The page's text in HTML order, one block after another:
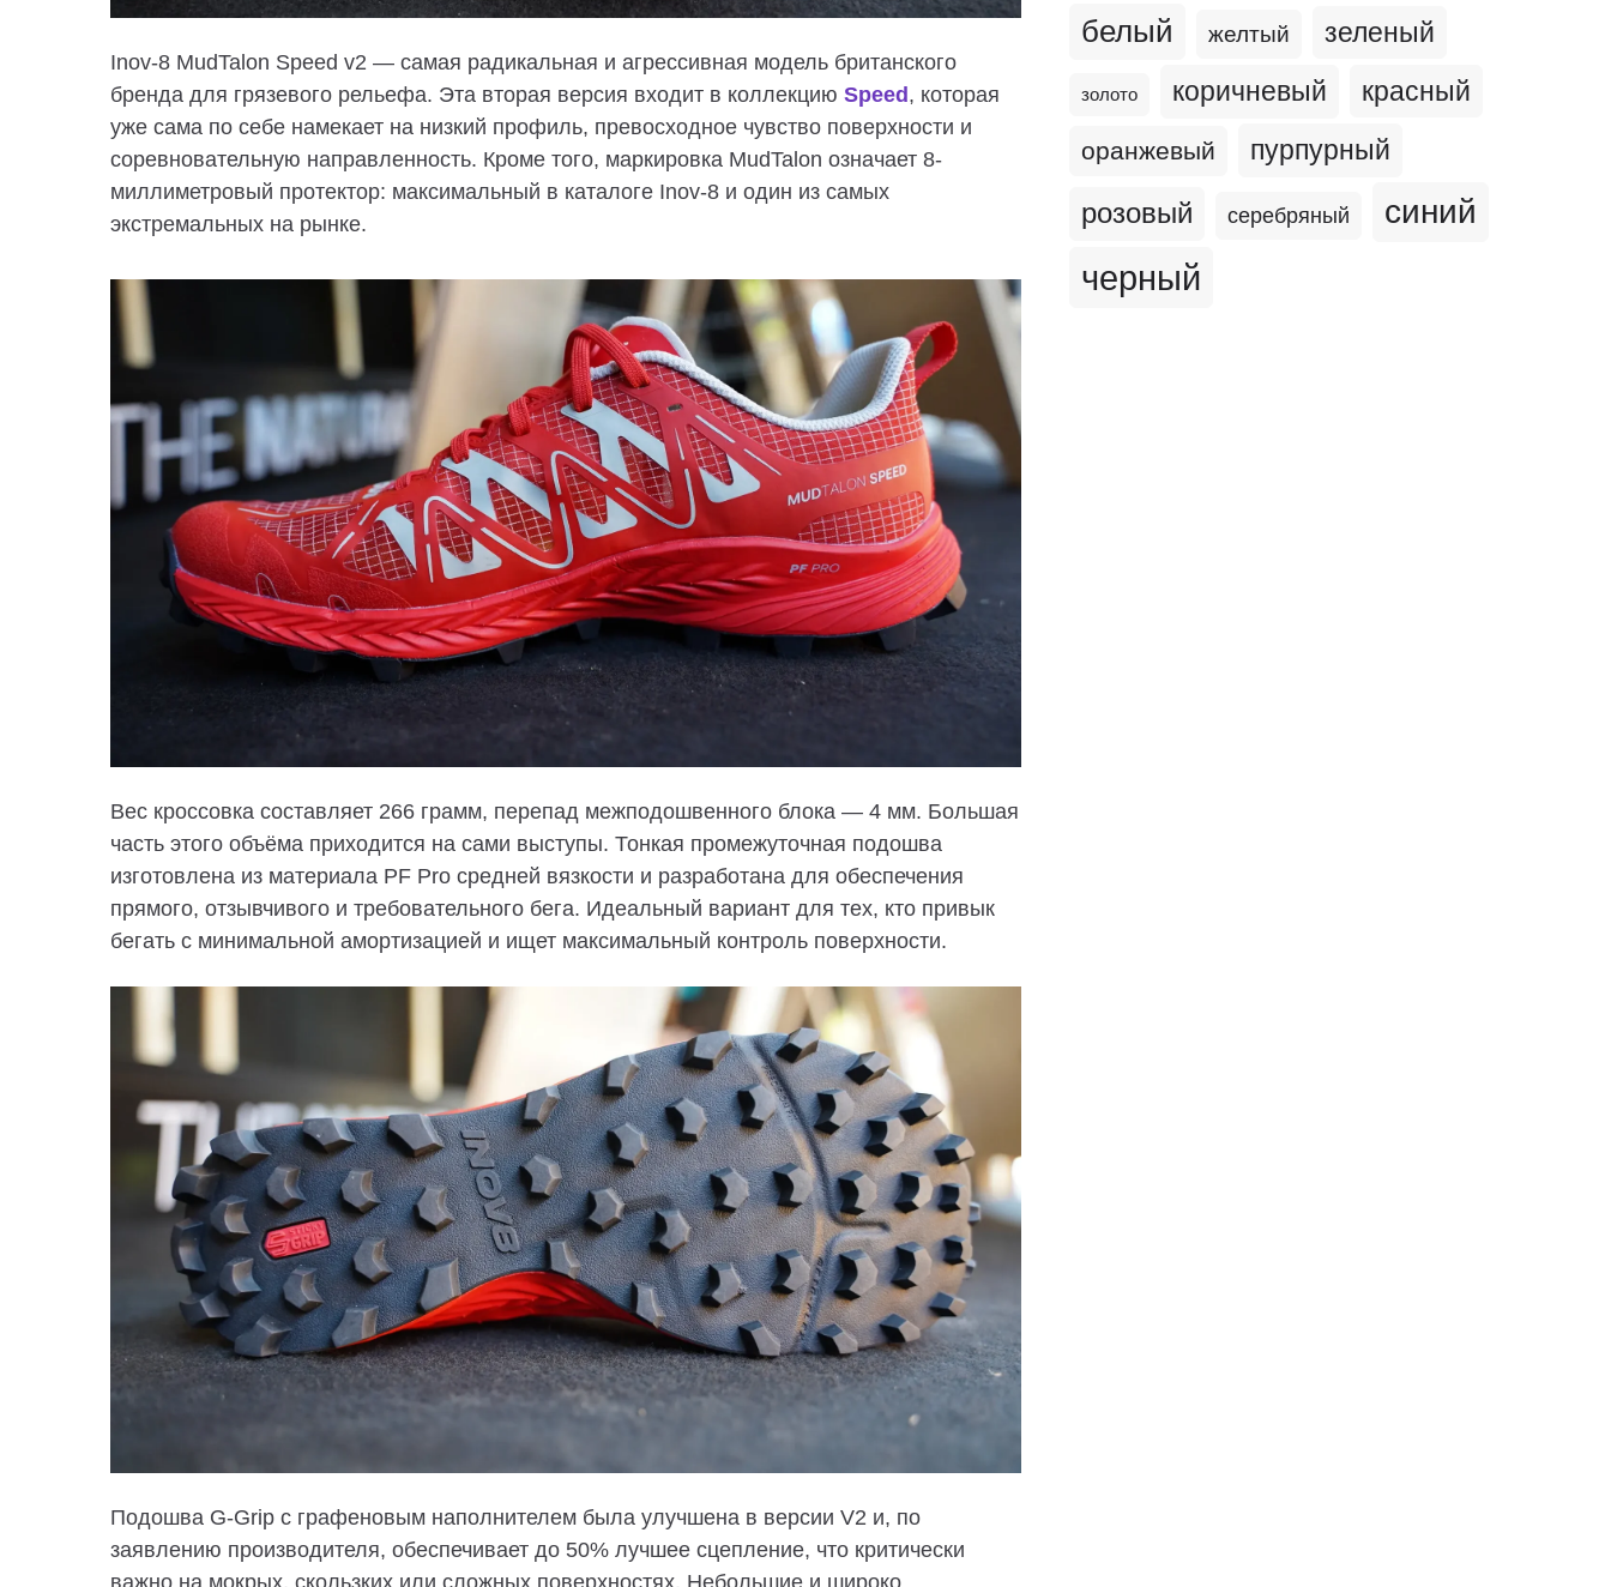
Inov-8 MudTalon Speed ​​​​v2 — самая радикальная и агрессивная модель британского
бренда для грязевого рельефа. Эта вторая версия входит в коллекцию Speed, которая
уже сама по себе намекает на низкий профиль, превосходное чувство поверхности и
соревновательную направленность. Кроме того, маркировка MudTalon означает 8-
миллиметровый протектор: максимальный в каталоге Inov-8 и один из самых
экстремальных на рынке.
Вес кроссовка составляет 266 грамм, перепад межподошвенного блока — 4 мм. Большая
часть этого объёма приходится на сами выступы. Тонкая промежуточная подошва
изготовлена ​​из материала PF Pro средней вязкости и разработана для обеспечения
прямого, отзывчивого и требовательного бега. Идеальный вариант для тех, кто привык
бегать с минимальной амортизацией и ищет максимальный контроль поверхности.
Подошва G-Grip с графеновым наполнителем была улучшена в версии V2 и, по
заявлению производителя, обеспечивает до 50% лучшее сцепление, что критически
белый желтый зеленый
золото коричневый красный
оранжевый пурпурный
розовый серебряный синий
черный